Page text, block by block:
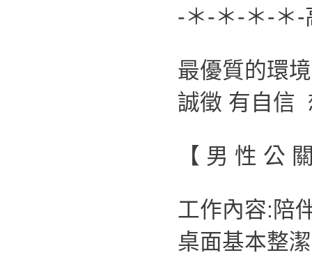
-＊-＊-＊-＊
最優質的環
誠徵 有自信
【 男 性 公
工作內容:陪
桌面基本整